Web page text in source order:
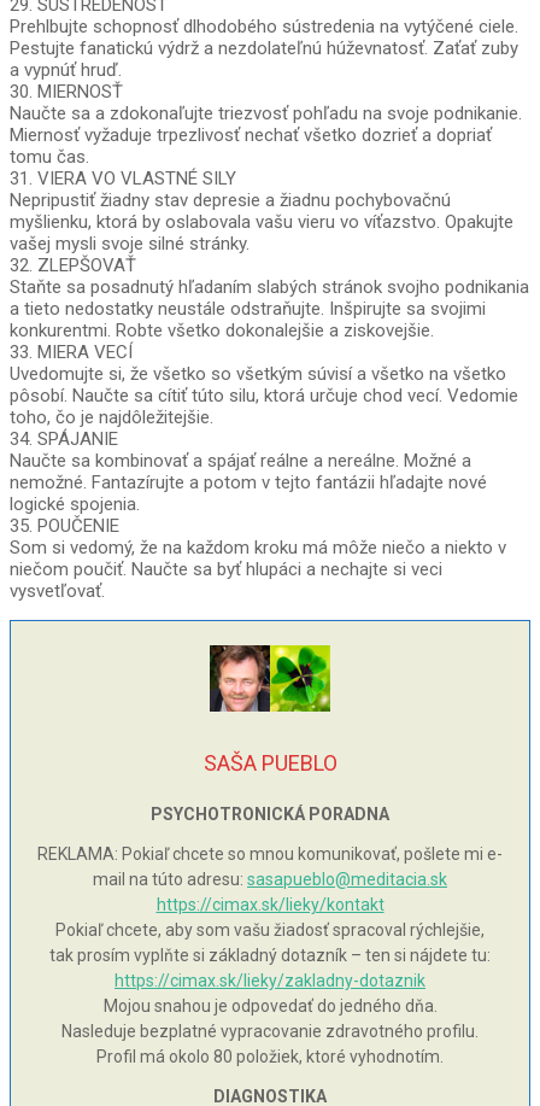
29. SÚSTREDENOSŤ
Prehlbujte schopnosť dlhodobého sústredenia na vytýčené ciele.
Pestujte fanatickú výdrž a nezdolateľnú húževnatosť. Zaťať zuby
a vypnúť hruď.
30. MIERNOSŤ
Naučte sa a zdokonaľujte triezvosť pohľadu na svoje podnikanie.
Miernosť vyžaduje trpezlivosť nechať všetko dozrieť a dopriať
tomu čas.
31. VIERA VO VLASTNÉ SILY
Nepripustiť žiadny stav depresie a žiadnu pochybovačnú
myšlienku, ktorá by oslabovala vašu vieru vo víťazstvo. Opakujte
vašej mysli svoje silné stránky.
32. ZLEPŠOVAŤ
Staňte sa posadnutý hľadaním slabých stránok svojho podnikania
a tieto nedostatky neustále odstraňujte. Inšpirujte sa svojimi
konkurentmi. Robte všetko dokonalejšie a ziskovejšie.
33. MIERA VECÍ
Uvedomujte si, že všetko so všetkým súvisí a všetko na všetko
pôsobí. Naučte sa cítiť túto silu, ktorá určuje chod vecí. Vedomie
toho, čo je najdôležitejšie.
34. SPÁJANIE
Naučte sa kombinovať a spájať reálne a nereálne. Možné a
nemožné. Fantazírujte a potom v tejto fantázii hľadajte nové
logické spojenia.
35. POUČENIE
Som si vedomý, že na každom kroku má môže niečo a niekto v
niečom poučiť. Naučte sa byť hlupáci a nechajte si veci
vysvetľovať.
SAŠA PUEBLO
PSYCHOTRONICKÁ PORADNA
REKLAMA: Pokiaľ chcete so mnou komunikovať, pošlete mi e-
mail na túto adresu: sasapueblo@meditacia.sk
https://cimax.sk/lieky/kontakt
Pokiaľ chcete, aby som vašu žiadosť spracoval rýchlejšie,
tak prosím vyplňte si základný dotazník – ten si nájdete tu:
https://cimax.sk/lieky/zakladny-dotaznik
Mojou snahou je odpovedať do jedného dňa.
Nasleduje bezplatné vypracovanie zdravotného profilu.
Profil má okolo 80 položiek, ktoré vyhodnotím.
DIAGNOSTIKA